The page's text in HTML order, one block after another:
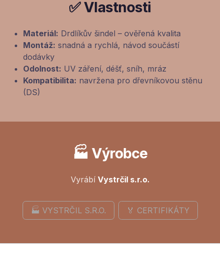
✅ Vlastnosti
Materiál: Drdlíkův šindel – ověřená kvalita
Montáž: snadná a rychlá, návod součástí
dodávky
Odolnost: UV záření, déšť, sníh, mráz
Kompatibilita: navržena pro dřevníkovou stěnu
(DS)
🏭 Výrobce
Vyrábí Vystrčil s.r.o.
🏭 VYSTRČIL S.R.O. 🏅 CERTIFIKÁTY